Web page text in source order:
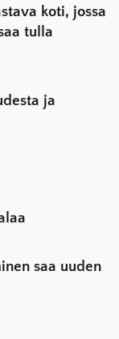
koti, jossa
tulla
ja
saa uuden